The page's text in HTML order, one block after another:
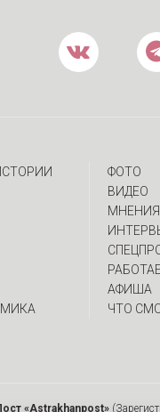
ФОТО
ВИДЕО
МНЕНИЯ
АФИША
ЧТО
«Astrakhanpost»